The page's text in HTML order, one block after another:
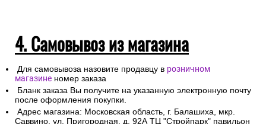
4. Самовывоз из магазина
Для самовывоза назовите продавцу в розничном
магазине номер заказа
Бланк заказа Вы получите на указанную электронную почту
после оформления покупки.
Адрес магазина: Московская область, г. Балашиха, мкр.
Саввино, ул. Пригородная, д. 92А ТЦ "Стройпарк" павильон